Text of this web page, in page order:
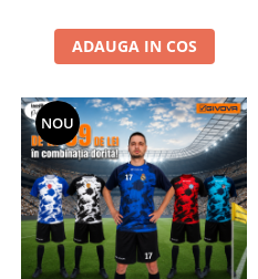
ADAUGA IN COS
NOU